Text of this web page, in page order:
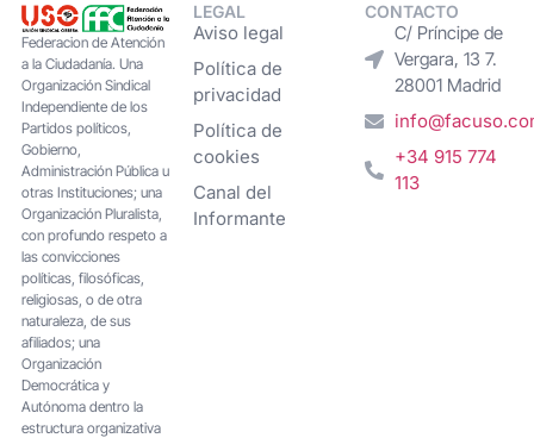
Federacion de Atención
a la Ciudadanía. Una
Organización Sindical
Independiente de los
Partidos políticos,
Gobierno,
Administración Pública u
otras Instituciones; una
Organización Pluralista,
con profundo respeto a
las convicciones
políticas, filosóficas,
religiosas, o de otra
naturaleza, de sus
afiliados; una
Organización
Democrática y
Autónoma dentro la
estructura organizativa
LEGAL
Aviso legal
Política de
privacidad
Política de
cookies
Canal del
Informante
CONTACTO
C/ Príncipe de
Vergara, 13 7.
28001 Madrid
+34 915 774
113